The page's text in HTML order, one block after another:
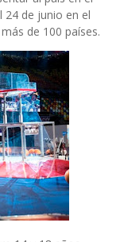
24 de junio en el
de 100 países.